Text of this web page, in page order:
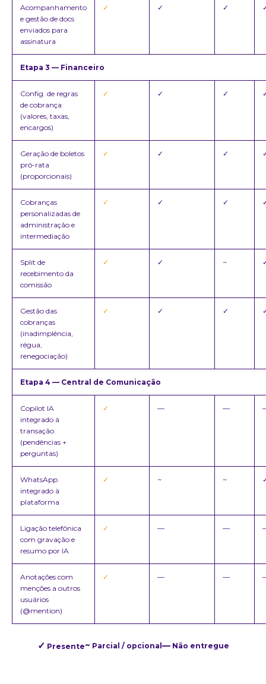
Acompanhamento
e gestão de docs
enviados para
assinatura
✓ ✓ ✓
Etapa 3 — Financeiro
Config. de regras
de cobrança
(valores, taxas,
encargos)
✓ ✓ ✓
Geração de boletos
pró-rata
(proporcionais)
✓ ✓ ✓
Cobranças
personalizadas de
administração e
intermediação
✓ ✓ ✓
Split de
recebimento da
comissão
✓ ✓ ~
Gestão das
cobranças
(inadimplência,
régua,
renegociação)
✓ ✓ ✓
Etapa 4 — Central de Comunicação
Copilot IA
integrado à
transação
(pendências +
perguntas)
✓ — —
WhatsApp
integrado à
plataforma
✓ ~ ~
Ligação telefônica
com gravação e
resumo por IA
✓ — —
Anotações com
menções a outros
usuários
(@mention)
✓ — —
✓ Presente~ Parcial / opcional —Não entregue